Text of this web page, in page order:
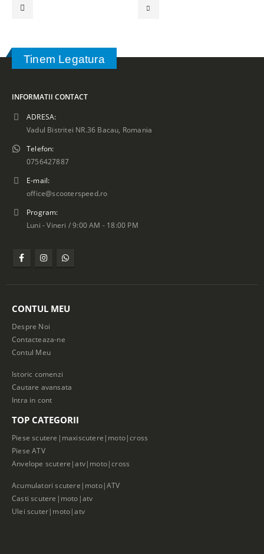
Tinem Legatura
INFORMATII CONTACT
ADRESA:
Vadul Bistritei NR.36 Bacau, Romania
Telefon:
0756427887
E-mail:
office@scooterspeed.ro
Program:
Luni - Vineri / 9:00 AM - 18:00 PM
CONTUL MEU
Despre Noi
Contacteaza-ne
Contul Meu
Istoric comenzi
Cautare avansata
Intra in cont
TOP CATEGORII
Piese scutere|maxiscutere|moto|cross
Piese ATV
Anvelope scutere|atv|moto|cross
Acumulatori scutere|moto|ATV
Casti scutere|moto|atv
Ulei scuter|moto|atv